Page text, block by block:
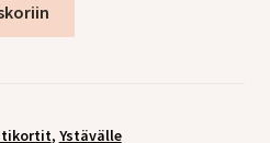
, Ystävälle